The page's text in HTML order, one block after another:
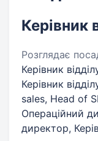
Керівник
Розглядає
Керівник
Керівник
sales, Head of
Операційний
директор,